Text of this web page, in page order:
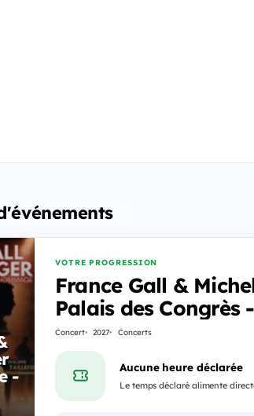
-
VOTRE PROGRESSION
France Gall &
Palais des Congrès
Concert 2027 Concerts
Aucune heure déclarée
Le temps déclaré alimente